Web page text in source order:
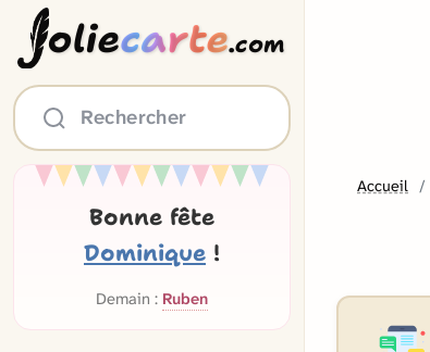
oliecarte.com
Rechercher
Bonne fête
Dominique !
Demain : Ruben
Accueil